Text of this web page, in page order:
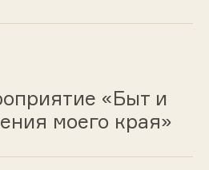
«Быт и
моего края»